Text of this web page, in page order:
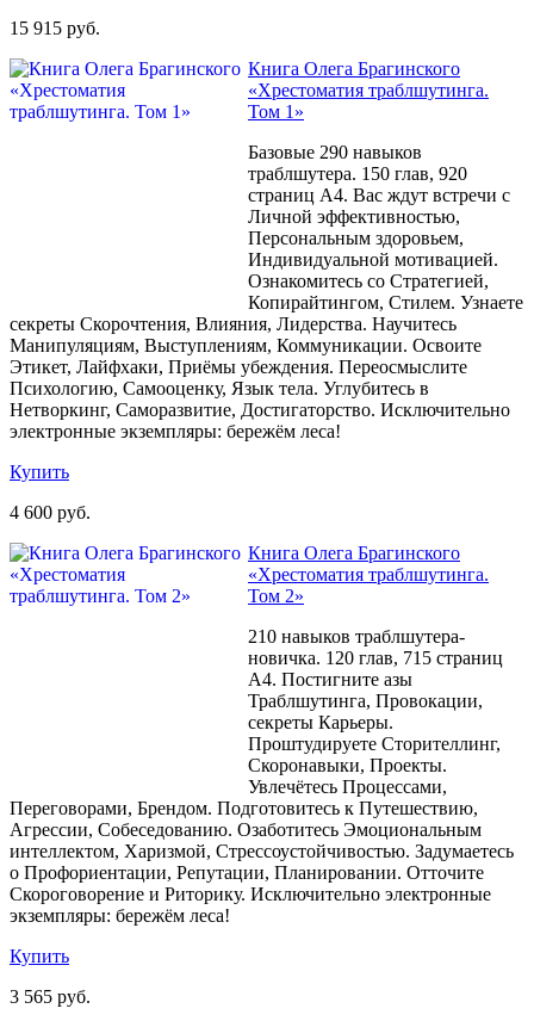
15 915 руб.
Книга Олега Брагинского
«Хрестоматия траблшутинга.
Том 1»
Базовые 290 навыков
траблшутера. 150 глав, 920
страниц A4. Вас ждут встречи с
Личной эффективностью,
Персональным здоровьем,
Индивидуальной мотивацией.
Ознакомитесь со Стратегией,
Копирайтингом, Стилем. Узнаете
секреты Скорочтения, Влияния, Лидерства. Научитесь
Манипуляциям, Выступлениям, Коммуникации. Освоите
Этикет, Лайфхаки, Приёмы убеждения. Переосмыслите
Психологию, Самооценку, Язык тела. Углубитесь в
Нетворкинг, Саморазвитие, Достигаторство. Исключительно
электронные экземпляры: бережём леса!
Купить
4 600 руб.
Книга Олега Брагинского
«Хрестоматия траблшутинга.
Том 2»
210 навыков траблшутера-
новичка. 120 глав, 715 страниц
A4. Постигните азы
Траблшутинга, Провокации,
секреты Карьеры.
Проштудируете Сторителлинг,
Скоронавыки, Проекты.
Увлечётесь Процессами,
Переговорами, Брендом. Подготовитесь к Путешествию,
Агрессии, Собеседованию. Озаботитесь Эмоциональным
интеллектом, Харизмой, Стрессоустойчивостью. Задумаетесь
о Профориентации, Репутации, Планировании. Отточите
Скороговорение и Риторику. Исключительно электронные
экземпляры: бережём леса!
Купить
3 565 руб.